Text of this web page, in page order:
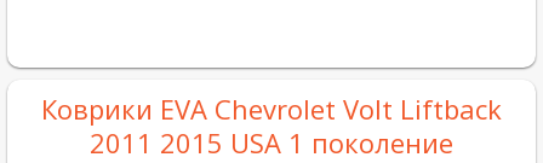
Коврики EVA Chevrolet Volt Liftback
2011 2015 USA 1 поколение